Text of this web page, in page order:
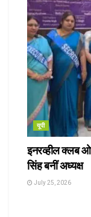
यूपी
इनरव्हील क्लब
सिंह बनीं अध्यक्ष
July 25, 2026